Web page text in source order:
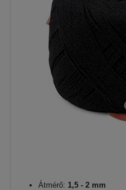
Átmérő: 1,5 - 2 mm